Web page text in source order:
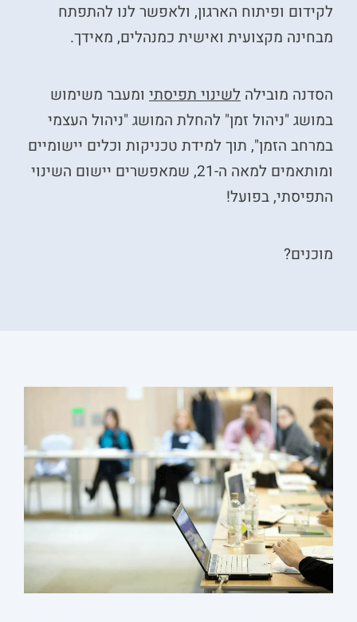
לקידום ופיתוח הארגון, ולאפשר לנו להתפתח
מבחינה מקצועית ואישית כמנהלים, מאידך.
הסדנה מובילה לשינוי תפיסתי ומעבר משימוש
במושג "ניהול זמן" להחלת המושג "ניהול העצמי
במרחב הזמן", תוך למידת טכניקות וכלים יישומיים
ומותאמים למאה ה-21, שמאפשרים יישום השינוי
התפיסתי, בפועל!
מוכנים?